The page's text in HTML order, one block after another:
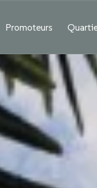
Promoteurs